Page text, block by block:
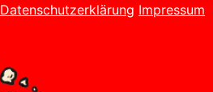
Datenschutzerklärung Impressum